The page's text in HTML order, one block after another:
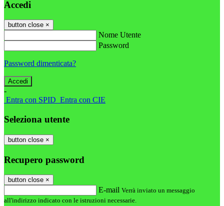
Accedi
button close ×
Nome Utente
Password
Password dimenticata?
-
Entra con SPID Entra con CIE
Seleziona utente
button close ×
Recupero password
button close ×
E-mail Verrà inviato un messaggio
all'indirizzo indicato con le istruzioni necessarie.